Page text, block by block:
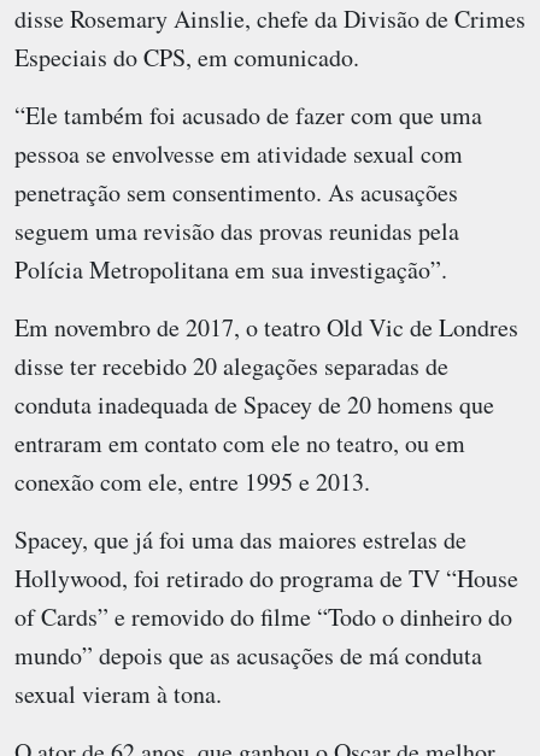
disse Rosemary Ainslie, chefe da Divisão de Crimes
Especiais do CPS, em comunicado.
“Ele também foi acusado de fazer com que uma
pessoa se envolvesse em atividade sexual com
penetração sem consentimento. As acusações
seguem uma revisão das provas reunidas pela
Polícia Metropolitana em sua investigação”.
Em novembro de 2017, o teatro Old Vic de Londres
disse ter recebido 20 alegações separadas de
conduta inadequada de Spacey de 20 homens que
entraram em contato com ele no teatro, ou em
conexão com ele, entre 1995 e 2013.
Spacey, que já foi uma das maiores estrelas de
Hollywood, foi retirado do programa de TV “House
of Cards” e removido do filme “Todo o dinheiro do
mundo” depois que as acusações de má conduta
sexual vieram à tona.